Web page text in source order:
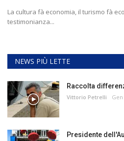
La cultura fà economia, il turismo fà
testimonianza...
NEWS PIÙ LETTE
Raccolta
Vittorio Petrelli Gen
Presidente